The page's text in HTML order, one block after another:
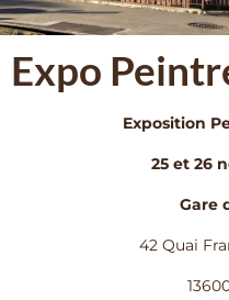
Expo
Exposition
25 et 26
Gare
42 Quai